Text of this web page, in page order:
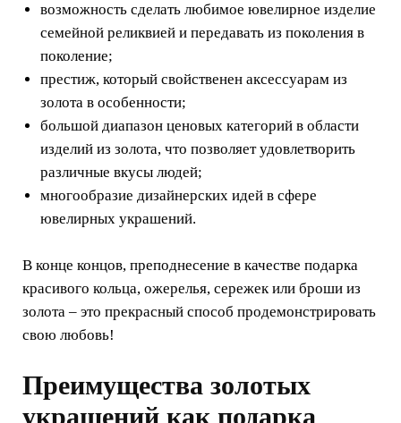
возможность сделать любимое ювелирное изделие
семейной реликвией и передавать из поколения в
поколение;
престиж, который свойственен аксессуарам из
золота в особенности;
большой диапазон ценовых категорий в области
изделий из золота, что позволяет удовлетворить
различные вкусы людей;
многообразие дизайнерских идей в сфере
ювелирных украшений.
В конце концов, преподнесение в качестве подарка
красивого кольца, ожерелья, сережек или броши из
золота – это прекрасный способ продемонстрировать
свою любовь!
Преимущества золотых
украшений как подарка